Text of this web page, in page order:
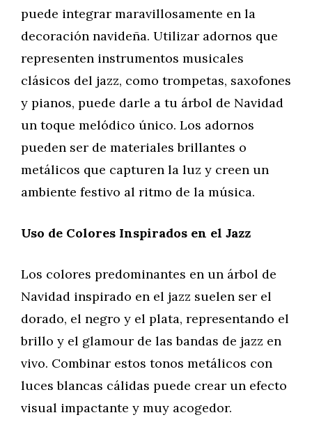
puede integrar maravillosamente en la
decoración navideña. Utilizar adornos que
representen instrumentos musicales
clásicos del jazz, como trompetas, saxofones
y pianos, puede darle a tu árbol de Navidad
un toque melódico único. Los adornos
pueden ser de materiales brillantes o
metálicos que capturen la luz y creen un
ambiente festivo al ritmo de la música.
Uso de Colores Inspirados en el Jazz
Los colores predominantes en un árbol de
Navidad inspirado en el jazz suelen ser el
dorado, el negro y el plata, representando el
brillo y el glamour de las bandas de jazz en
vivo. Combinar estos tonos metálicos con
luces blancas cálidas puede crear un efecto
visual impactante y muy acogedor.